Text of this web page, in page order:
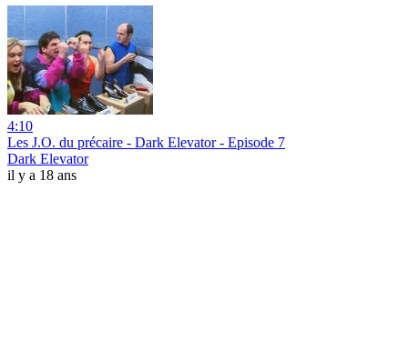
4:10
Les J.O. du précaire - Dark Elevator - Episode 7
Dark Elevator
il y a 18 ans